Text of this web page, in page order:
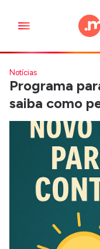
Notícias
Programa
saiba como